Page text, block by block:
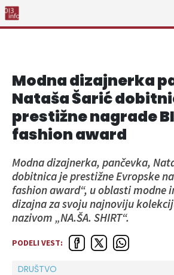
Modna dizajnerka
Nataša Šarić
prestižne nagrade
fashion award
Modna dizajnerka, pančevka,
dobitnica je prestižne Evropske
fashion award“, u oblasti modne
dizajna za svoju najnoviju
nazivom „NA.ŠA. SHIRT“.
PODELI VEST:
DRUŠTVO